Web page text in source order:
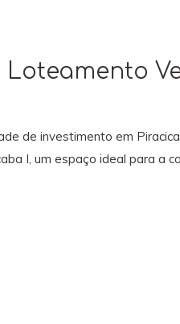
Loteamento
de investimento em
I, um espaço ideal para a